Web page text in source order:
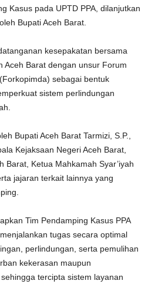
Kasus pada UPTD PPA, dilanjutkan
Bupati Aceh Barat.
kesepakatan bersama
Aceh Barat dengan unsur Forum
sebagai bentuk
sistem perlindungan
Bupati Aceh Barat Tarmizi, S.P.,
Kejaksaan Negeri Aceh Barat,
Barat, Ketua Mahkamah Syar’iyah
jajaran terkait lainnya yang
Tim Pendamping Kasus PPA
tugas secara optimal
perlindungan, serta pemulihan
kekerasan maupun
tercipta sistem layanan